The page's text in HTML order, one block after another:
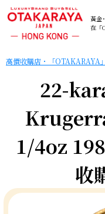
黃金
在「
高價收購店・「OTAKARAYA
22-
1/4oz
收